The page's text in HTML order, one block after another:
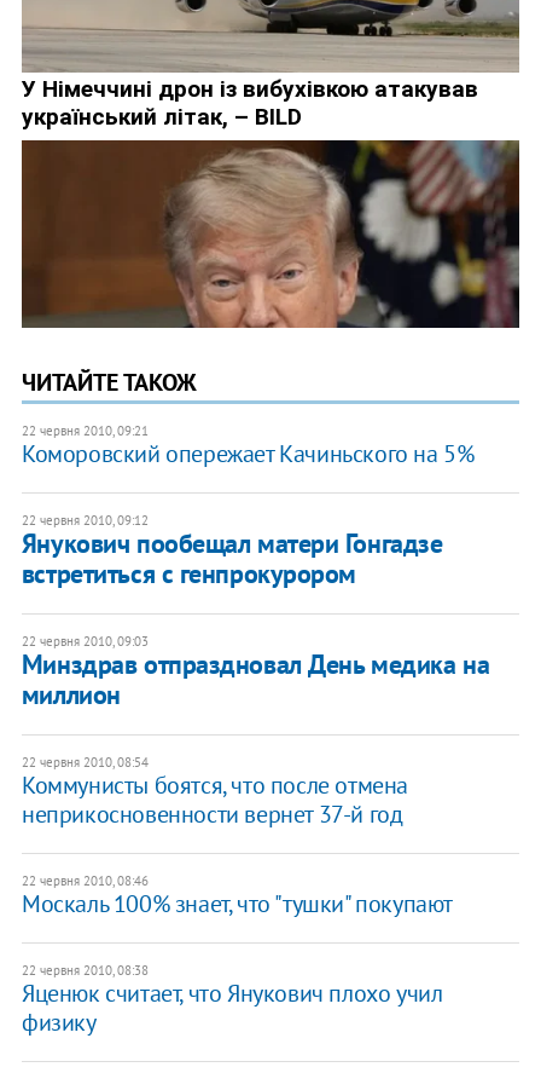
ЧИТАЙТЕ ТАКОЖ
22 червня 2010, 09:21
Коморовский опережает Качиньского на 5%
22 червня 2010, 09:12
Янукович пообещал матери Гонгадзе
встретиться с генпрокурором
22 червня 2010, 09:03
Минздрав отпраздновал День медика на
миллион
22 червня 2010, 08:54
Коммунисты боятся, что после отмена
неприкосновенности вернет 37-й год
22 червня 2010, 08:46
Москаль 100% знает, что "тушки" покупают
22 червня 2010, 08:38
Яценюк считает, что Янукович плохо учил
физику